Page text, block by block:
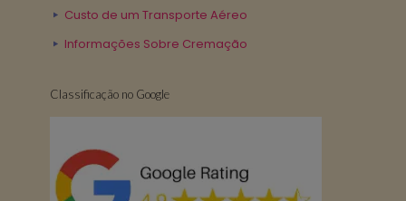
Custo de um Transporte Aéreo
Informações Sobre Cremação
Classificação no Google